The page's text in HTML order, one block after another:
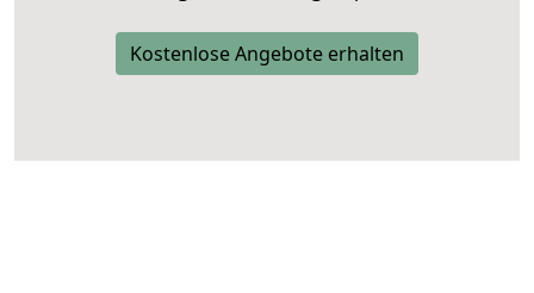
Kostenlose Angebote erhalten